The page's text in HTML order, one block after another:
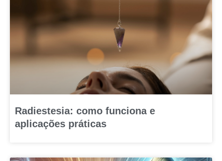
Radiestesia: como funciona e
aplicações práticas